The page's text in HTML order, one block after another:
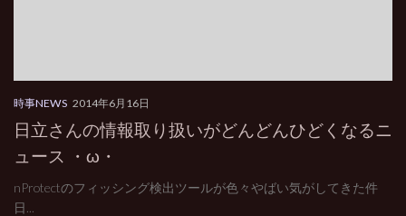
時事NEWS 2014年6月16日
日立さんの情報取り扱いがどんどんひどくなるニ
ュース ・ω・
nProtectのフィッシング検出ツールが色々やばい気がしてきた件
日...